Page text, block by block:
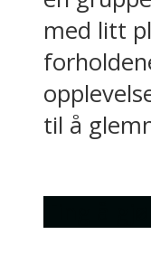
med litt
til å